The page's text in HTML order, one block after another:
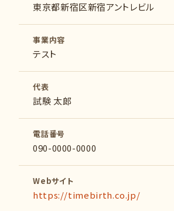
東京都新宿区新宿アントレビル
事業内容
テスト
代表
試験 太郎
電話番号
090-0000-0000
Webサイト
https://timebirth.co.jp/